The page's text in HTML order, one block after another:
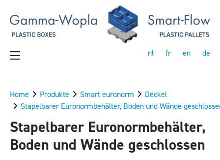
nl fr en de
Home Produkte Smart euronorm
Deckel
Stapelbarer Euronormbehälter, Boden und Wände
Stapelbarer Euronormbehälter,
Boden und Wände geschlossen